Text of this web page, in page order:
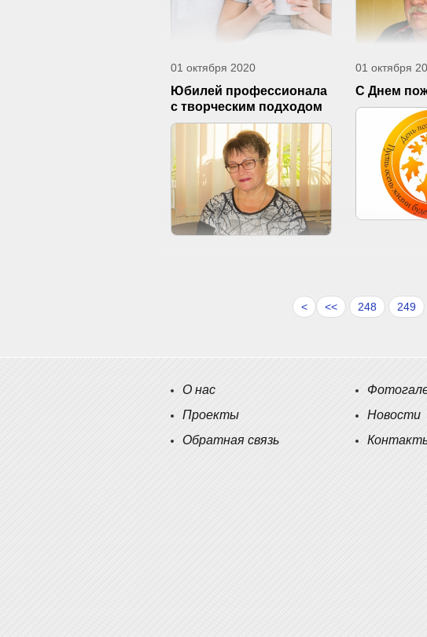
01 октября 2020
Юбилей профессионала
с творческим подходом
01 октября
С Днем
<<
< 248 249
О нас
Проекты
Обратная связь
Новости